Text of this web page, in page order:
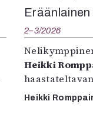
2–3/2026
Heikki
Heikki